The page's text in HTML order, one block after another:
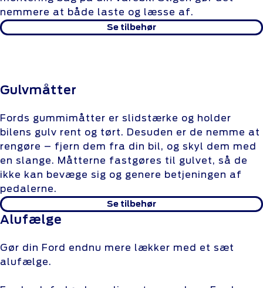
nemmere at både laste og læsse af.
Se tilbehør
Gulvmåtter
Fords gummimåtter er slidstærke og holder
bilens gulv rent og tørt. Desuden er de nemme at
rengøre – fjern dem fra din bil, og skyl dem med
en slange. Måtterne fastgøres til gulvet, så de
ikke kan bevæge sig og genere betjeningen af
pedalerne.
Se tilbehør
Alufælge
Gør din Ford endnu mere lækker med et sæt
alufælge.